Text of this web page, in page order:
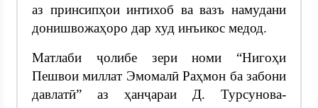
аз принсипҳои интихоб ва вазъ намудани
донишвожаҳоро дар худ инъикос медод.
Матлаби ҷолибе зери номи “Нигоҳи
Пешвои миллат Эмомалӣ Раҳмон ба забони
давлатӣ” аз ҳанҷараи Д. Турсунова-